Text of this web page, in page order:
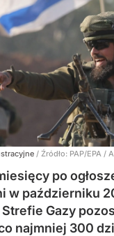
/ Źródło: PAP/EPA /
po
w październiku
Gazy
najmniej 300